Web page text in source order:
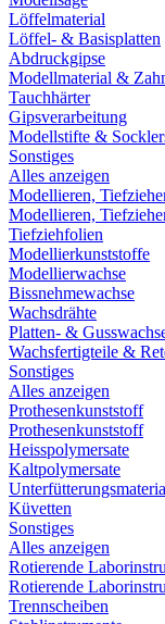
Löffelmaterial
Löffel- & Basisplatten
Abdruckgipse
Modellmaterial &
Tauchhärter
Gipsverarbeitung
Modellstifte &
Sonstiges
Alles anzeigen
Modellieren,
Modellieren,
Tiefziehfolien
Modellierkunststoffe
Modellierwachse
Bissnehmewachse
Wachsdrähte
Platten- &
Wachsfertigteile &
Sonstiges
Alles anzeigen
Prothesenkunststoff
Prothesenkunststoff
Heisspolymersate
Kaltpolymersate
Küvetten
Sonstiges
Alles anzeigen
Rotierende
Rotierende
Trennscheiben